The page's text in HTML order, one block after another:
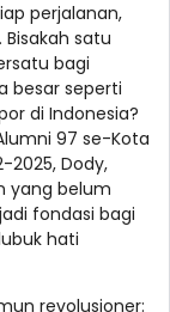
perjalanan,
satu
bagi
besar seperti
di Indonesia?
97 se-Kota
2025, Dody,
yang belum
fondasi bagi
hati
revolusioner: